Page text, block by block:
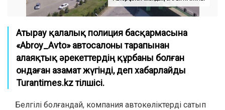
Атырау қалалық полиция басқармасына
«Abroy_Avto» автосалоны тарапынан
алаяқтық әрекеттердің құрбаны болған
ондаған азамат жүгінді, деп хабарлайды
Turantimes.kz тілшісі.
Белгілі болғандай, компания автокөліктерді сатып